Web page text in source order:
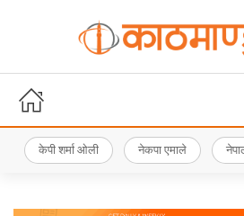
केपी शर्मा ओली नेकपा एमाले